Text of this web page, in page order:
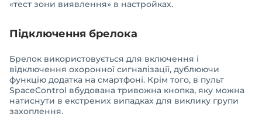
«тест зони виявлення» в настройках.
Підключення брелока
Брелок використовується для включення і
відключення охоронної сигналізації, дублюючи
функцію додатка на смартфоні. Крім того, в пульт
SpaceControl вбудована тривожна кнопка, яку можна
натиснути в екстрених випадках для виклику групи
захоплення.